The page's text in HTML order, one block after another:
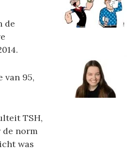
de
van 95,
TSH,
norm
was